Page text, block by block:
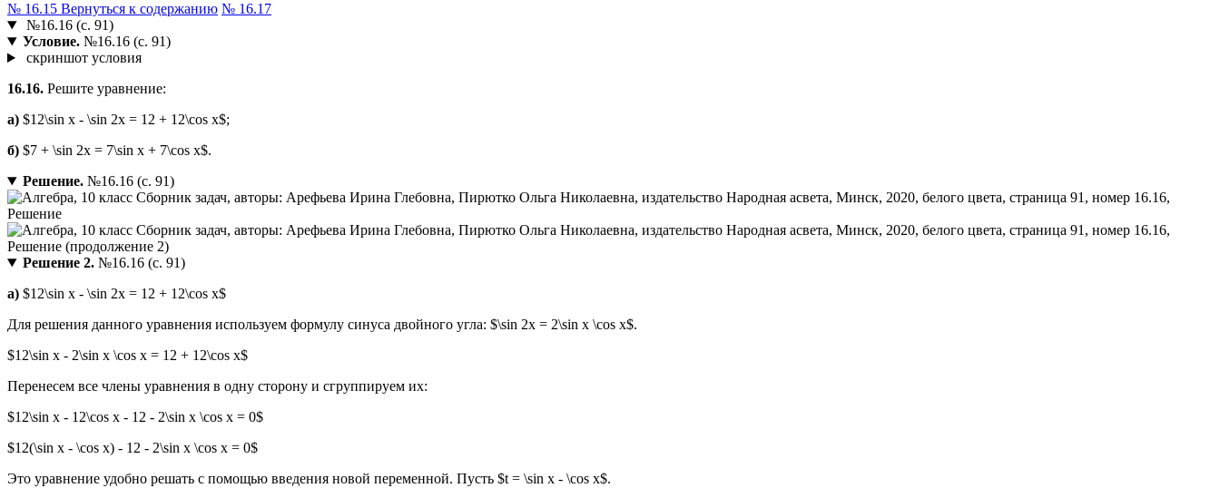
№ 16.15 Вернуться к содержанию № 16.17
№16.16 (с. 91)
Условие.№16.16 (с. 91)
скриншот условия
16.16. Решите уравнение:
a) $12\sin x - \sin 2x = 12 + 12\cos x$;
б) $7 + \sin 2x = 7\sin x + 7\cos x$.
Решение.№16.16 (с. 91)
Решение 2.№16.16 (с. 91)
а) $12\sin x - \sin 2x = 12 + 12\cos x$
Для решения данного уравнения используем формулу синуса двойного угла: $\sin 2x = 2\sin x \cos x$.
$12\sin x - 2\sin x \cos x = 12 + 12\cos x$
Перенесем все члены уравнения в одну сторону и сгруппируем их:
$12\sin x - 12\cos x - 12 - 2\sin x \cos x = 0$
$12(\sin x - \cos x) - 12 - 2\sin x \cos x = 0$
Это уравнение удобно решать с помощью введения новой переменной. Пусть $t = \sin x - \cos x$.